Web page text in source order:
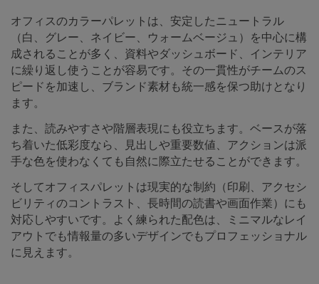
オフィスのカラーパレットは、安定したニュートラル
（白、グレー、ネイビー、ウォームベージュ）を中心に構
成されることが多く、資料やダッシュボード、インテリア
に繰り返し使うことが容易です。その一貫性がチームのス
ピードを加速し、ブランド素材も統一感を保つ助けとなり
ます。
また、読みやすさや階層表現にも役立ちます。ベースが落
ち着いた低彩度なら、見出しや重要数値、アクションは派
手な色を使わなくても自然に際立たせることができます。
そしてオフィスパレットは現実的な制約（印刷、アクセシ
ビリティのコントラスト、長時間の読書や画面作業）にも
対応しやすいです。よく練られた配色は、ミニマルなレイ
アウトでも情報量の多いデザインでもプロフェッショナル
に見えます。